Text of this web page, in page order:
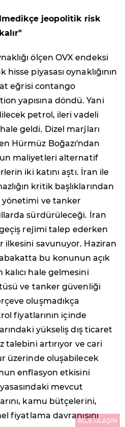
jeopolitik risk
ölçen OVX endeksi
hisse piyasası oynaklığının
eğrisi contango
yapısına döndü. Yani
petrol, ileri vadeli
geldi. Dizel marjları
Hürmüz Boğazı'ndan
maliyetleri alternatif
iki katını aştı. İran ile
kritik başlıklarından
yönetimi ve tanker
sürdürüleceği. İran
rejimi talep ederken
ilkesini savunuyor. Haziran
bu konunun açık
kalıcı hale gelmesini
ve tanker güvenliği
oluşmadıkça
fiyatlarının içinde
yükseliş dış ticaret
talebini artırıyor ve cari
üzerinde oluşabilecek
enflasyon etkisini
mevcut
kamu bütçelerini,
fiyatlama davranışını
BİZE ULAŞIN